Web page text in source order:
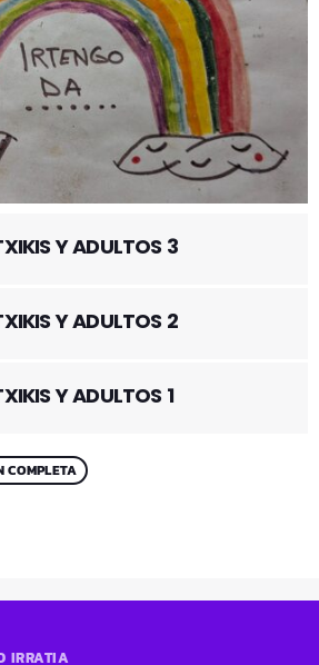
Y ADULTOS 1
Y ADULTOS 2
Y ADULTOS 3
COMPLETA
IRRATIA